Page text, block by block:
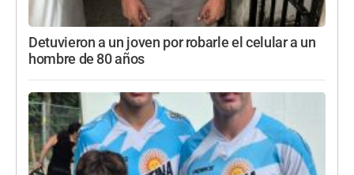
Detuvieron a un joven por robarle el celular a un
hombre de 80 años